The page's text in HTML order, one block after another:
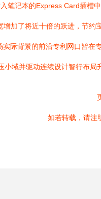
笔记本的Express Card插槽
加了将近十倍的跃进，节
际背景的前沿专利网口皆
域并驱动连续设计智行布局
如若转载，请注